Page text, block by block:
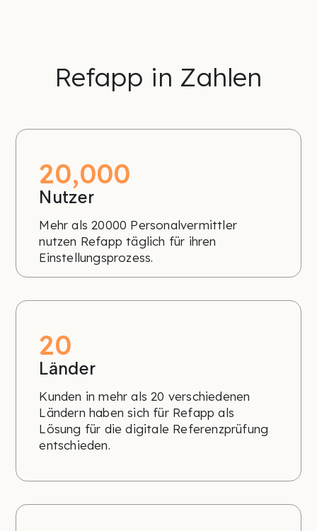
Refapp in Zahlen
20,000
Nutzer
Mehr als 20000 Personalvermittler
nutzen Refapp täglich für ihren
Einstellungsprozess.
20
Länder
Kunden in mehr als 20 verschiedenen
Ländern haben sich für Refapp als
Lösung für die digitale Referenzprüfung
entschieden.